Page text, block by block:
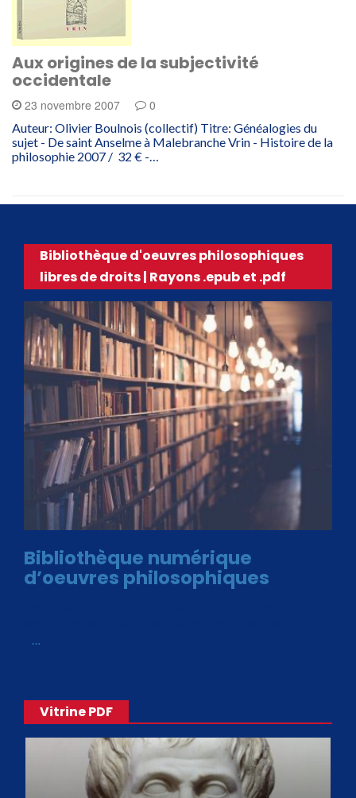
Aux origines de la subjectivité
occidentale
23 novembre 2007 0
Auteur: Olivier Boulnois (collectif) Titre: Généalogies du
sujet - De saint Anselme à Malebranche Vrin - Histoire de la
philosophie 2007 / 32 € -…
Bibliothèque d'oeuvres philosophiques
libres de droits | Rayons .epub et .pdf
Bibliothèque numérique
d’oeuvres philosophiques
…
Vitrine PDF